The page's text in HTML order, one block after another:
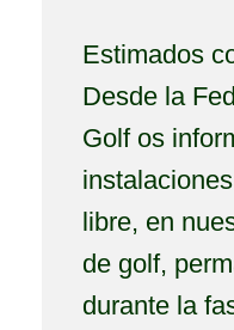
Estimados
Desde la
Golf os
libre, en
de golf,
durante la